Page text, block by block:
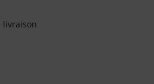
livraison